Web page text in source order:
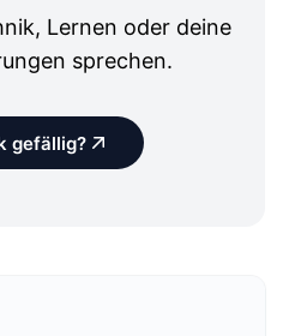
Lernen oder deine
sprechen.
gefällig?